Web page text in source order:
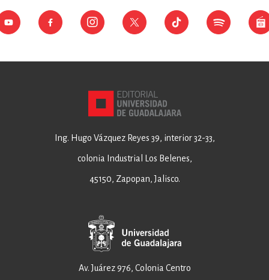
Ing. Hugo Vázquez Reyes 39, interior 32-33,
colonia Industrial Los Belenes,
45150, Zapopan, Jalisco.
Av. Juárez 976, Colonia Centro